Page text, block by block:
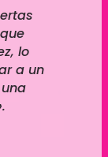
lo
a un